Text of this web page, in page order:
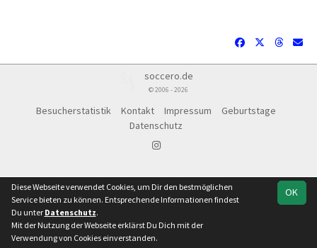
soccero.de
© 2006 - 2026
Besucherstatistik Kontakt Impressum
Geburtstage
Datenschutz
OK
Diese Webseite verwendet Cookies, um Dir den bestmöglichen
Service bieten zu können. Entsprechende Informationen findest
Du unter Datenschutz.
Mit der Nutzung der Webseite erklärst Du Dich mit der
Verwendung von Cookies einverstanden.